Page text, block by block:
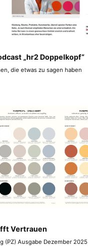
„hr2 Doppelkopf“
die etwas zu sagen haben
Vertrauen
(PZ) Ausgabe Dezember 2025